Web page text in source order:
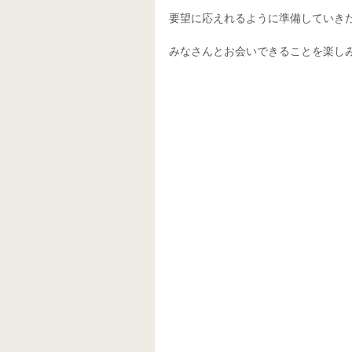
要望に応えれるように準備していき
みなさんとお会いできることを楽し